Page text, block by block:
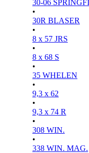
30-06
•
30R BLASER
•
8 x 57 JRS
•
8 x 68 S
•
35 WHELEN
•
9,3 x 62
•
9,3 x 74 R
•
308 WIN.
•
338 WIN. MAG.